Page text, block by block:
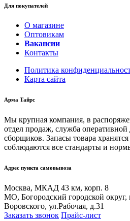
Для покупателей
О магазине
Оптовикам
Вакансии
Контакты
Политика
Карта сайта
Арма Тайрс
Мы крупная компания, в
отдел продаж, служба оперативной
сборщиков. Запасы товара
соблюдаются все стандарты и
Адрес пункта самовывоза
Москва, МКАД 43 км, корп. 8
МО, Богородский городской округ,
Воровского, ул.Рабочая, д.31
Заказать звонок Прайс-лист